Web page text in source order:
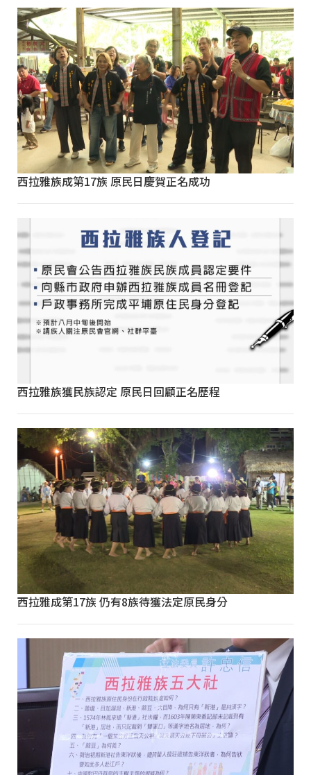
西拉雅族成第17族 原民日慶賀正名成功
西拉雅族獲民族認定 原民日回顧正名歷程
西拉雅成第17族 仍有8族待獲法定原民身分